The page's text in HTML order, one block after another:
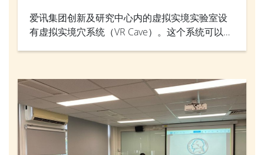
爱讯集团创新及研究中心内的虚拟实境实验室设
有虚拟实境穴系统（VR Cave）。这个系统可以营